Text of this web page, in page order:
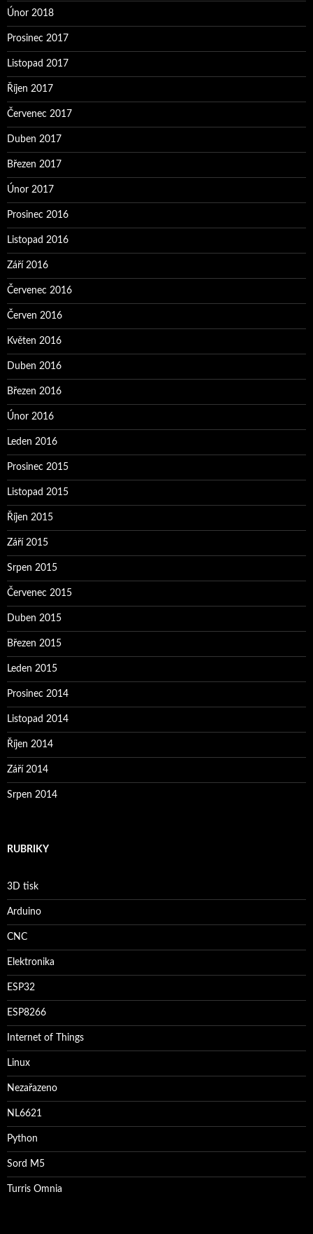
Únor 2018
Prosinec 2017
Listopad 2017
Říjen 2017
Červenec 2017
Duben 2017
Březen 2017
Únor 2017
Prosinec 2016
Listopad 2016
Září 2016
Červenec 2016
Červen 2016
Květen 2016
Duben 2016
Březen 2016
Únor 2016
Leden 2016
Prosinec 2015
Listopad 2015
Říjen 2015
Září 2015
Srpen 2015
Červenec 2015
Duben 2015
Březen 2015
Leden 2015
Prosinec 2014
Listopad 2014
Říjen 2014
Září 2014
Srpen 2014
RUBRIKY
3D tisk
Arduino
CNC
Elektronika
ESP32
ESP8266
Internet of Things
Linux
Nezařazeno
NL6621
Python
Sord M5
Turris Omnia